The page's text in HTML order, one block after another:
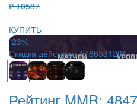
₽ 10587
КУПИТЬ
-23%
Скидка действует 1786531201
Рейтинг MMR: 4847